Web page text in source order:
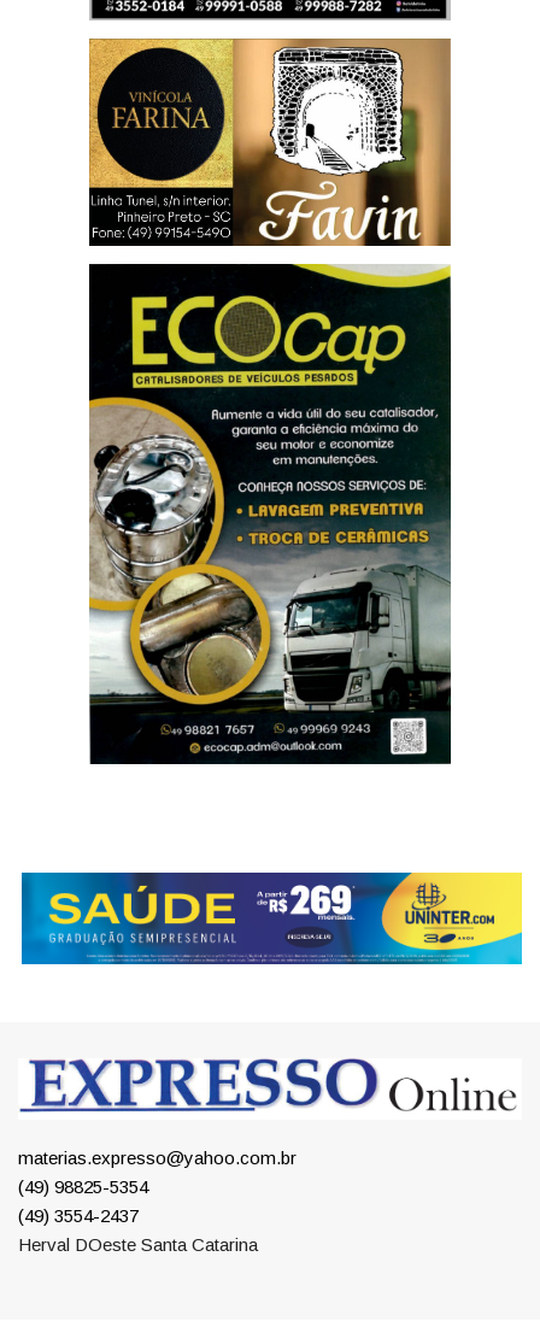
materias.expresso@yahoo.com.br
(49) 98825-5354
(49) 3554-2437
Herval DOeste Santa Catarina